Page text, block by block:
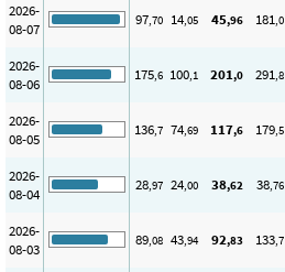
2026-
08-07
97,70 14,05 45,96 181,0
2026-
08-06
175,6 100,1 201,0 291,8
2026-
08-05
136,7 74,69 117,6 179,5
2026-
08-04
28,97 24,00 38,62 38,76
2026-
08-03
89,08 43,94 92,83 133,7